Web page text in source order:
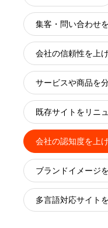
集客・問い合わせ
会社の信頼性を上
サービスや商品を
既存サイトをリニ
会社の認知度を上
ブランドイメージ
多言語対応サイト